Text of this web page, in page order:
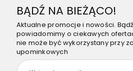
BĄDŹ NA BIEŻĄCO!
Aktualne promocje i nowości.
powiadomimy o ciekawych
nie może być wykorzystany przy
upominkowych